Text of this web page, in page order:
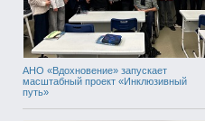
АНО «Вдохновение» запускает
масштабный проект «Инклюзивный
путь»